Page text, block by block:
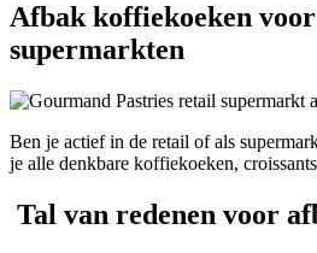
Afbak koffiekoeken
supermarkten
Ben je actief in de retail of als
je alle denkbare koffiekoeken,
Tal van redenen voor